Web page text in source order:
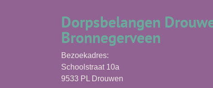
Dorpsbelangen
Bronnegerveen
Bezoekadres:
Schoolstraat 10a
9533 PL Drouwen